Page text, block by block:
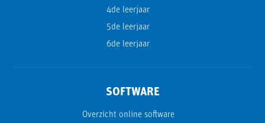
4de leerjaar
5de leerjaar
6de leerjaar
SOFTWARE
Overzicht online software